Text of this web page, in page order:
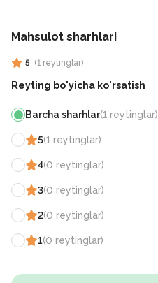
Mahsulot sharhlari
5 (1 reytinglar)
Reyting bo'yicha ko'rsatish
Barcha sharhlar(1 reytinglar)
5(1 reytinglar)
4(0 reytinglar)
3(0 reytinglar)
2(0 reytinglar)
1(0 reytinglar)